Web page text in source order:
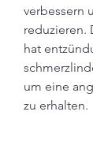
verbessern
reduzieren.
hat
um eine
zu erhalten.